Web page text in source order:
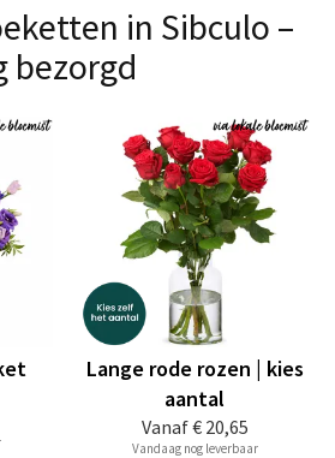
in Sibculo –
bezorgd
Vanaf€ 20,65
Lange rode rozen | kies
aantal
Vandaag nog leverbaar